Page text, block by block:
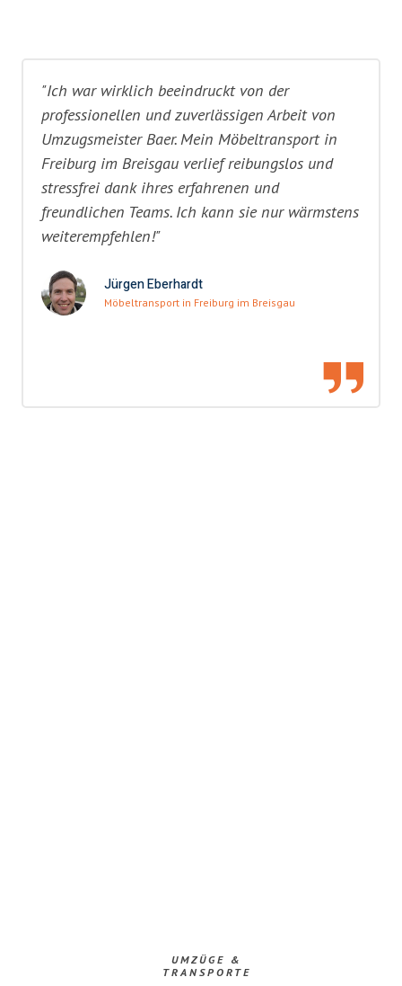
"Ich war wirklich beeindruckt von der
professionellen und zuverlässigen Arbeit von
Umzugsmeister Baer. Mein Möbeltransport in
Freiburg im Breisgau verlief reibungslos und
stressfrei dank ihres erfahrenen und
freundlichen Teams. Ich kann sie nur wärmstens
weiterempfehlen!"
Jürgen Eberhardt
Möbeltransport in Freiburg im Breisgau
UMZÜGE &
TRANSPORTE